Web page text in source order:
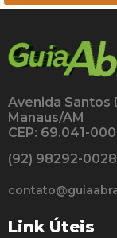
Avenida Santos
Manaus/AM
CEP: 69.041-000
(92) 98292-
Link Úteis